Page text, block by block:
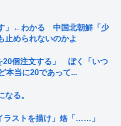
」←わかる 中国北朝鮮「少
められないのかよ
20個注文する」 ぼく「いつ
本当に20であって...
る。
ラストを描け」烙「……」